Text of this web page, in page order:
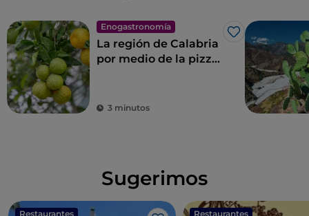
Enogastronomía
Me gusta
La región de Calabria
por medio de la pizza
3 minutos
Sugerimos
Restaurantes Restaurantes